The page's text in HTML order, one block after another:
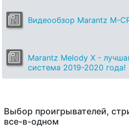
Видеообзор Marantz M-
Marantz Melody X -
система 2019-2020 года!
Выбор проигрывателей,
все-в-одном